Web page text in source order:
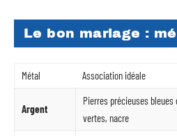
Le bon mariage :
Métal Association idéale
Argent
Pierres précieuses bleues
vertes, nacre